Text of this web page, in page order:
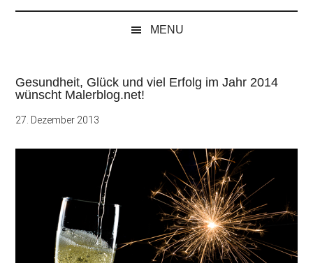
und
MENU
Gesundheit, Glück und viel Erfolg im Jahr 2014
wünscht Malerblog.net!
27. Dezember 2013